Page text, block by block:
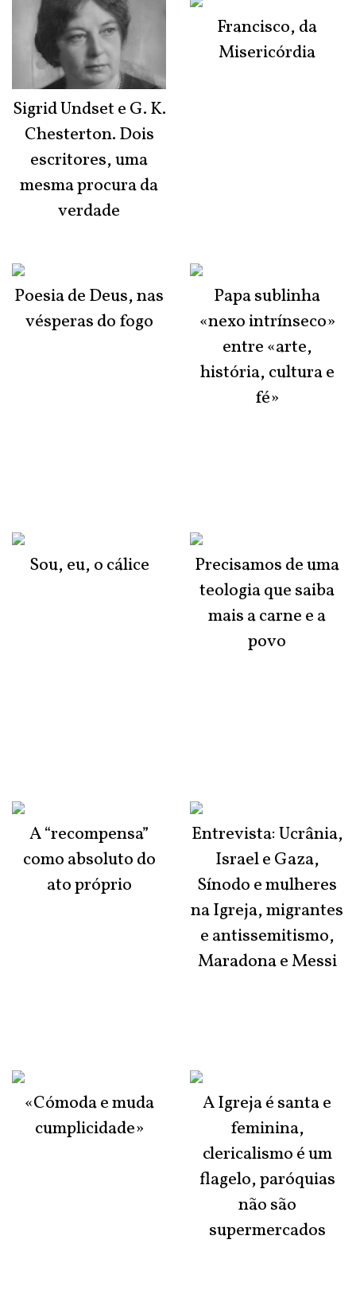
Sigrid Undset e G. K.
Chesterton. Dois
escritores, uma
mesma procura da
verdade
Poesia de Deus, nas
vésperas do fogo
Sou, eu, o cálice
A “recompensa”
como absoluto do
ato próprio
«Cómoda e muda
cumplicidade»
Francisco, da
Misericórdia
Papa sublinha
«nexo intrínseco»
entre «arte,
história, cultura e
fé»
Precisamos de uma
teologia que saiba
mais a carne e a
povo
Entrevista: Ucrânia,
Israel e Gaza,
Sínodo e mulheres
na Igreja, migrantes
e antissemitismo,
Maradona e Messi
A Igreja é santa e
feminina,
clericalismo é um
flagelo, paróquias
não são
supermercados